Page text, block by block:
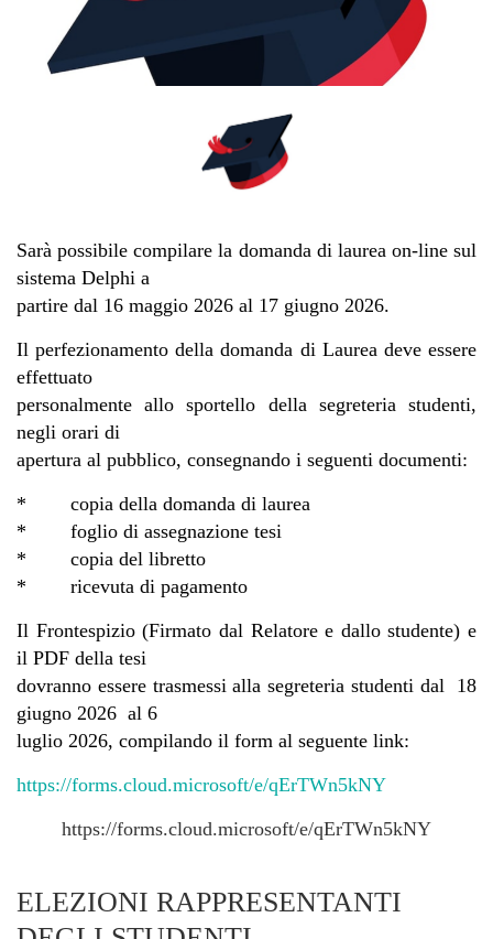
Sarà possibile compilare la domanda di laurea on-line sul
sistema Delphi a
partire dal 16 maggio 2026 al 17 giugno 2026.
Il perfezionamento della domanda di Laurea deve essere
effettuato
personalmente allo sportello della segreteria studenti,
negli orari di
apertura al pubblico, consegnando i seguenti documenti:
* copia della domanda di laurea
* foglio di assegnazione tesi
* copia del libretto
* ricevuta di pagamento
Il Frontespizio (Firmato dal Relatore e dallo studente) e
il PDF della tesi
dovranno essere trasmessi alla segreteria studenti dal 18
giugno 2026 al 6
luglio 2026, compilando il form al seguente link:
https://forms.cloud.microsoft/e/qErTWn5kNY
https://forms.cloud.microsoft/e/qErTWn5kNY
ELEZIONI RAPPRESENTANTI